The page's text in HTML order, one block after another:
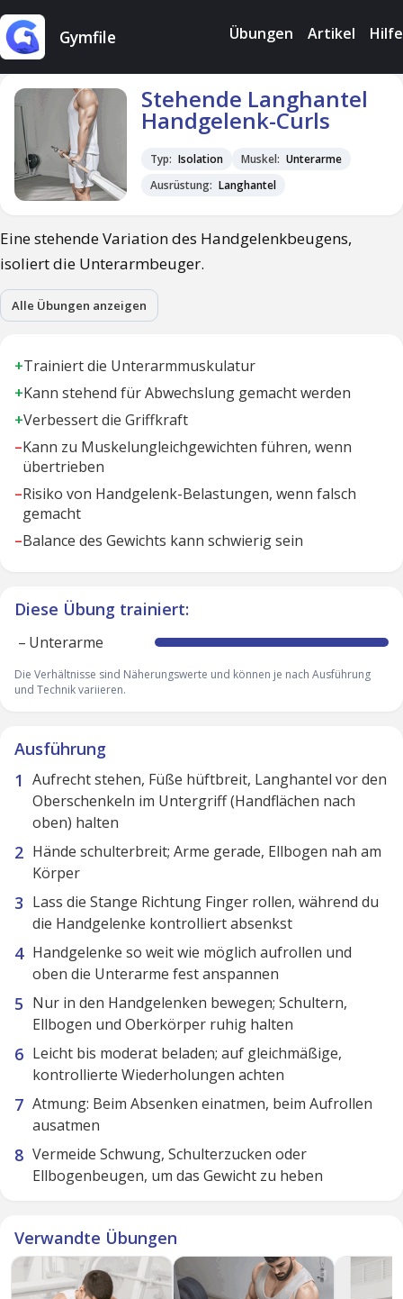
Gymfile Übungen Artikel Hilfe
Stehende Langhantel
Handgelenk-Curls
Typ: Isolation Muskel: Unterarme
Ausrüstung: Langhantel
Eine stehende Variation des Handgelenkbeugens,
isoliert die Unterarmbeuger.
Alle Übungen anzeigen
+Trainiert die Unterarmmuskulatur
+Kann stehend für Abwechslung gemacht werden
+Verbessert die Griffkraft
–Kann zu Muskelungleichgewichten führen, wenn
übertrieben
–Risiko von Handgelenk-Belastungen, wenn falsch
gemacht
–Balance des Gewichts kann schwierig sein
Diese Übung trainiert:
– Unterarme
Die Verhältnisse sind Näherungswerte und können je nach Ausführung
und Technik variieren.
Ausführung
Aufrecht stehen, Füße hüftbreit, Langhantel vor den
Oberschenkeln im Untergriff (Handflächen nach
oben) halten
Hände schulterbreit; Arme gerade, Ellbogen nah am
Körper
Lass die Stange Richtung Finger rollen, während du
die Handgelenke kontrolliert absenkst
Handgelenke so weit wie möglich aufrollen und
oben die Unterarme fest anspannen
Nur in den Handgelenken bewegen; Schultern,
Ellbogen und Oberkörper ruhig halten
Leicht bis moderat beladen; auf gleichmäßige,
kontrollierte Wiederholungen achten
Atmung: Beim Absenken einatmen, beim Aufrollen
ausatmen
Vermeide Schwung, Schulterzucken oder
Ellbogenbeugen, um das Gewicht zu heben
Verwandte Übungen